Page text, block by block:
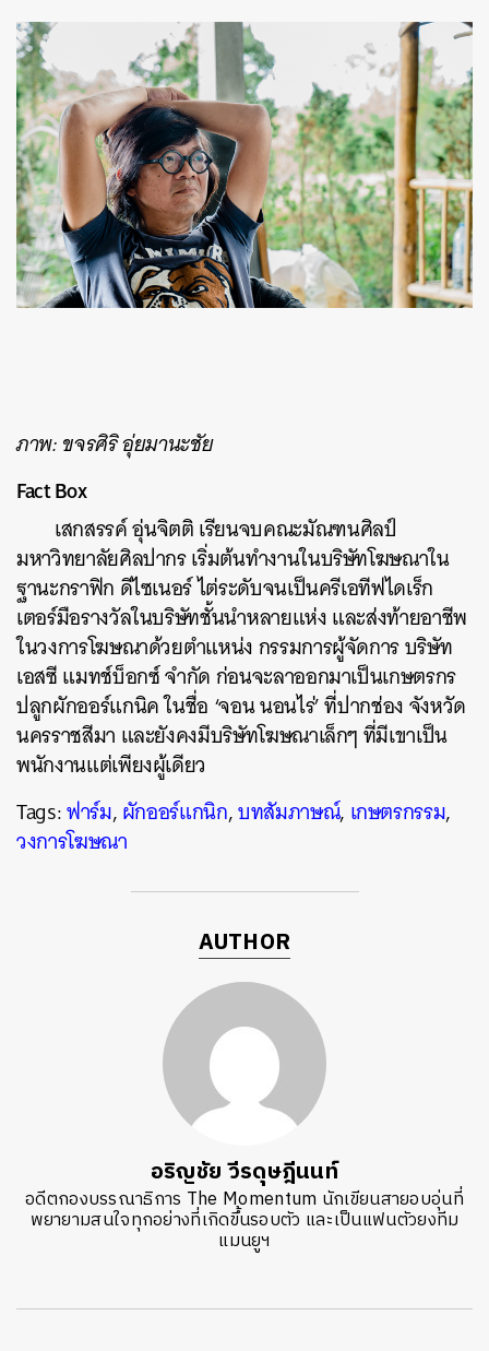
ภาพ: ขจรศิริ อุ่ยมานะชัย
Fact Box
เสกสรรค์ อุ่นจิตติ เรียนจบคณะมัณฑนศิลป์
มหาวิทยาลัยศิลปากร เริ่มต้นทำงานในบริษัทโฆษณาใน
ฐานะกราฟิก ดีไซเนอร์ ไต่ระดับจนเป็นครีเอทีฟไดเร็ก
เตอร์มือรางวัลในบริษัทชั้นนำหลายแห่ง และส่งท้ายอาชีพ
ในวงการโฆษณาด้วยตำแหน่ง กรรมการผู้จัดการ บริษัท
เอสซี แมทช์บ็อกซ์ จำกัด ก่อนจะลาออกมาเป็นเกษตรกร
ปลูกผักออร์แกนิค ในชื่อ ‘จอน นอนไร่’ ที่ปากช่อง จังหวัด
นครราชสีมา และยังคงมีบริษัทโฆษณาเล็กๆ ที่มีเขาเป็น
พนักงานแต่เพียงผู้เดียว
Tags:ฟาร์ม,ผักออร์แกนิก,บทสัมภาษณ์, เกษตรกรรม,
วงการโฆษณา
AUTHOR
อริญชัย วีรดุษฎีนนท์
อดีตกองบรรณาธิการ The Momentum นักเขียนสายอบอุ่นที่
พยายามสนใจทุกอย่างที่เกิดขึ้นรอบตัว และเป็นแฟนตัวยงทีม
แมนยูฯ